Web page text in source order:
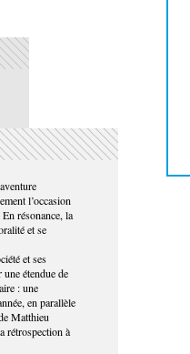
l’occasion
résonance, la
et se
et ses
étendue de
: une
en parallèle
Matthieu
rétrospection à